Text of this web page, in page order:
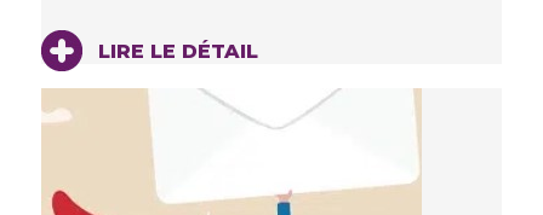
LIRE LE DÉTAIL